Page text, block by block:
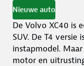
Nieuwe auto
De Volvo XC40 is
SUV. De T4
instapmodel.
motor en